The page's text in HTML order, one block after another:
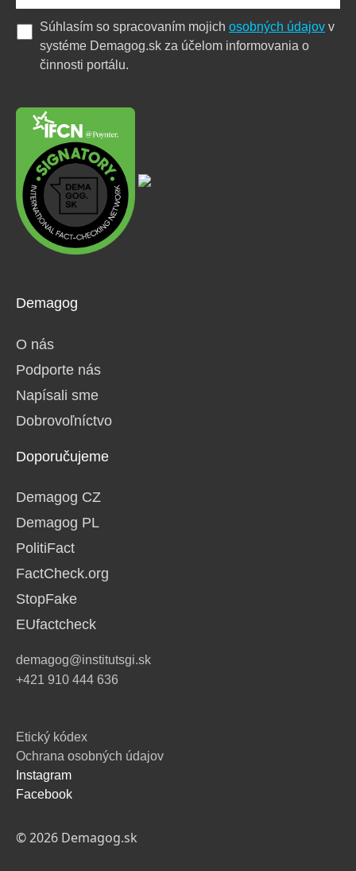
Demagog
O nás
Podporte nás
Napísali sme
Dobrovoľníctvo
Doporučujeme
Demagog CZ
Demagog PL
PolitiFact
FactCheck.org
StopFake
EUfactcheck
demagog@institutsgi.sk
+421 910 444 636
Súhlasím so spracovaním mojich osobných údajov v
systéme Demagog.sk za účelom informovania o
činnosti portálu.
Etický kódex
Ochrana osobných údajov
Instagram
Facebook
© 2026 Demagog.sk